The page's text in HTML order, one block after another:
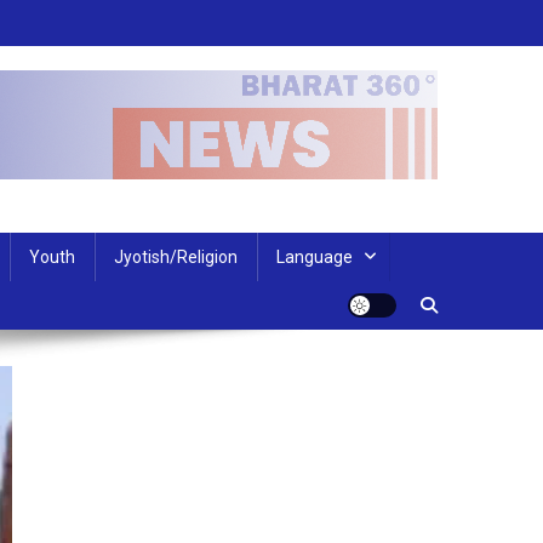
Youth Jyotish/Religion Language